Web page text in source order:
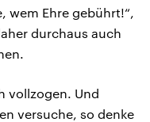
wem Ehre gebührt!“,
durchaus auch
vollzogen. Und
versuche, so denke